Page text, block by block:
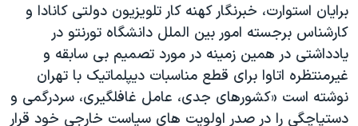
برایان استوارت، خبرنگار کهنه کار تلویزیون دولتی کانادا و
کارشناس برجسته امور بین الملل دانشگاه تورنتو در
یادداشتی در همین زمینه در مورد تصمیم بی سابقه و
غیرمنتظره اتاوا برای قطع مناسبات دیپلماتیک با تهران
نوشته است «کشورهای جدی، عامل غافلگیری، سردرگمی و
دستپاچگی را در صدر اولویت های سیاست خارجی خود قرار